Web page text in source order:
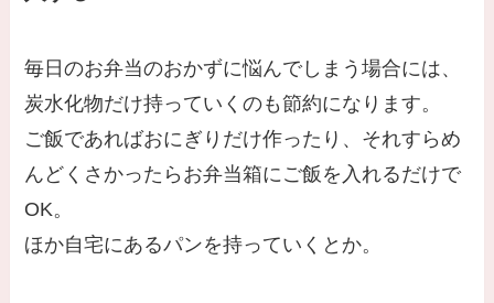
毎日のお弁当のおかずに悩んでしまう場合には、
炭水化物だけ持っていくのも節約になります。
ご飯であればおにぎりだけ作ったり、それすらめ
んどくさかったらお弁当箱にご飯を入れるだけで
OK。
ほか自宅にあるパンを持っていくとか。